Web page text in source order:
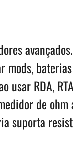
avançados.
mods,
usar RDA,
de
suporta